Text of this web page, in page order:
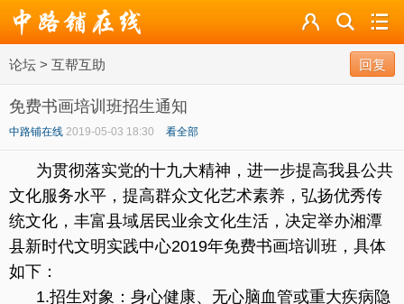
论坛 > 互帮互助 回复
免费书画培训班招生通知
中路铺在线 2019-05-03 18:30 看全部
为贯彻落实党的十九大精神，进一步提高我县公共
文化服务水平，提高群众文化艺术素养，弘扬优秀传
统文化，丰富县域居民业余文化生活，决定举办湘潭
县新时代文明实践中心2019年免费书画培训班，具体
如下：
1.招生对象：身心健康、无心脑血管或重大疾病隐
广播